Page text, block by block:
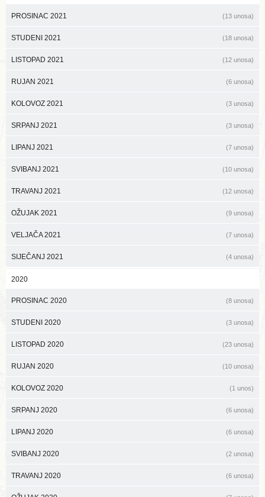
PROSINAC 2021 (13 unosa)
STUDENI 2021 (18 unosa)
LISTOPAD 2021 (12 unosa)
RUJAN 2021 (6 unosa)
KOLOVOZ 2021 (3 unosa)
SRPANJ 2021 (3 unosa)
LIPANJ 2021 (7 unosa)
SVIBANJ 2021 (10 unosa)
TRAVANJ 2021 (12 unosa)
OŽUJAK 2021 (9 unosa)
VELJAČA 2021 (7 unosa)
SIJEČANJ 2021 (4 unosa)
2020
PROSINAC 2020 (8 unosa)
STUDENI 2020 (3 unosa)
LISTOPAD 2020 (23 unosa)
RUJAN 2020 (10 unosa)
KOLOVOZ 2020 (1 unos)
SRPANJ 2020 (6 unosa)
LIPANJ 2020 (6 unosa)
SVIBANJ 2020 (2 unosa)
TRAVANJ 2020 (6 unosa)